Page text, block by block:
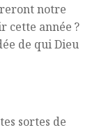
notre
cette année ?
de qui Dieu
sortes de